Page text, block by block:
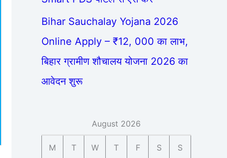
Bihar Sauchalay Yojana 2026
Online Apply – ₹12, 000 का लाभ,
बिहार ग्रामीण शौचालय योजना 2026 का
आवेदन शुरू
August 2026
M T W T F S S